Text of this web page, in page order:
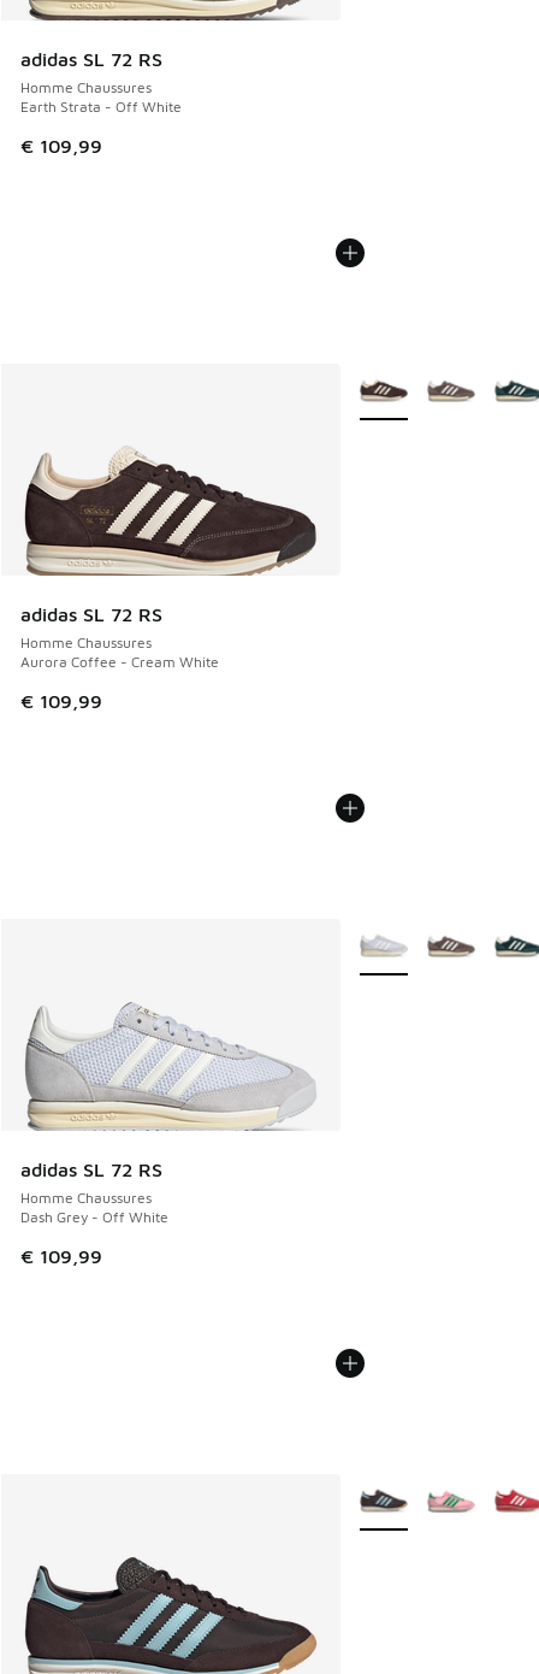
adidas SL 72 RS
Homme Chaussures
Earth Strata - Off White
€ 109,99
adidas SL 72 RS
Homme Chaussures
Aurora Coffee - Cream White
€ 109,99
Plus de couleurs
adidas SL 72 RS
Homme Chaussures
Dash Grey - Off White
€ 109,99
Plus de couleurs
Plus de couleurs